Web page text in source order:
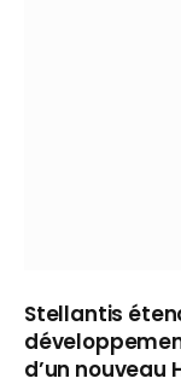
Stellantis
d’un nouveau